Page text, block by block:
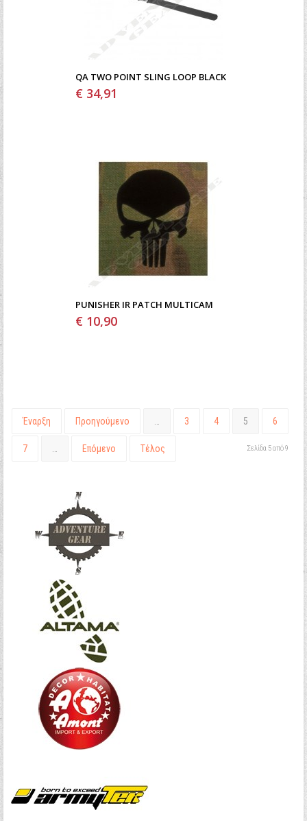
QA TWO POINT SLING LOOP BLACK
€ 34,91
PUNISHER IR PATCH MULTICAM
€ 10,90
Έναρξη Προηγούμενο 3 4 5 6
7 Επόμενο Τέλος Σελίδα 5 από 9